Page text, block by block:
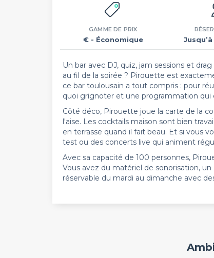
GAMME DE PRIX
€ - Économique
Un bar avec DJ, quiz, jam sessions et
au fil de la soirée ? Pirouette est
ce bar toulousain a tout compris : pour
quoi grignoter et une programmation qui
Côté déco, Pirouette joue la carte de la
l'aise. Les cocktails maison sont bien
en terrasse quand il fait beau. Et si vous
test ou des concerts live qui animent
Avec sa capacité de 100 personnes,
Vous avez du matériel de sonorisation,
réservable du mardi au dimanche avec